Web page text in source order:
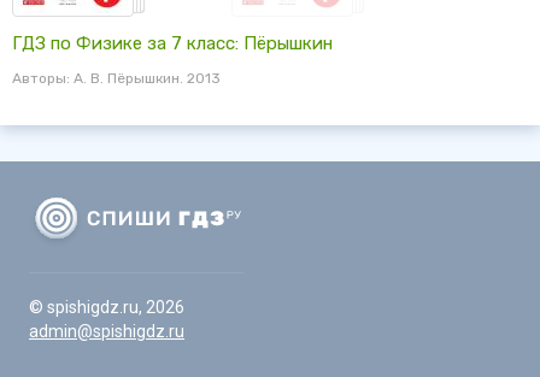
ГДЗ по Физике за 7 класс: Пёрышкин
Авторы: А. В. Пёрышкин. 2013
© spishigdz.ru, 2026
admin@spishigdz.ru